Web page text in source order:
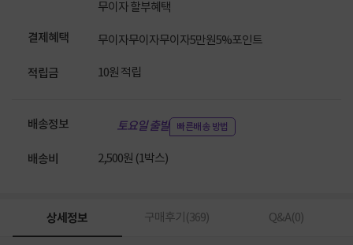
무이자 할부혜택
결제혜택 무이자무이자무이자5만원5%포인트
적립금 10원 적립
배송정보 토요일 출발 빠른배송 방법
배송비 2,500원 (1박스)
상세정보 구매후기(369) Q&A(0)